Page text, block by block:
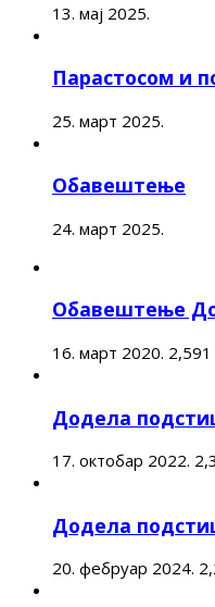
13. мај 2025.
Парастосом и
25. март 2025.
Обавештење
24. март 2025.
Обавештење
16. март 2020. 2,591
Додела
17. октобар 2022.
Додела
20. фебруар 2024.